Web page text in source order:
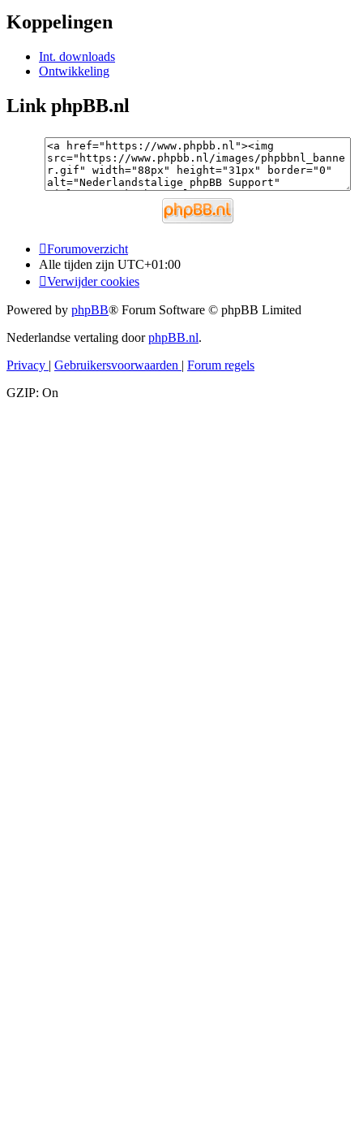
Koppelingen
Int. downloads
Ontwikkeling
Link phpBB.nl
Forumoverzicht
Alle tijden zijn UTC+01:00
Verwijder cookies
Powered by phpBB® Forum Software © phpBB Limited
Nederlandse vertaling doorphpBB.nl.
Privacy | Gebruikersvoorwaarden | Forum regels
GZIP: On